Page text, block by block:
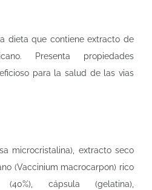
dieta que contiene extracto de
Presenta propiedades
para la salud de las vias
microcristalina), extracto seco
(Vaccinium macrocarpon) rico
(40%), cápsula (gelatina),